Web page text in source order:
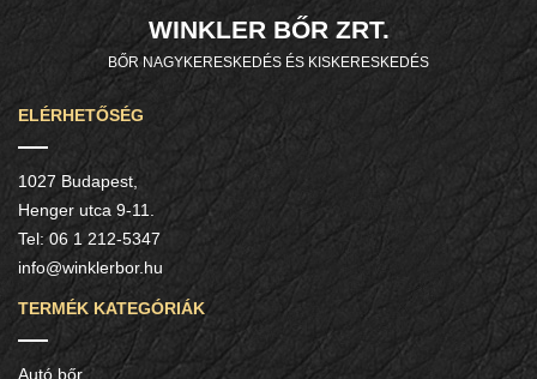
WINKLER BŐR ZRT.
BŐR NAGYKERESKEDÉS ÉS KISKERESKEDÉS
ELÉRHETŐSÉG
1027 Budapest,
Henger utca 9-11.
Tel:06 1 212-5347
info@winklerbor.hu
TERMÉK KATEGÓRIÁK
Autó bőr